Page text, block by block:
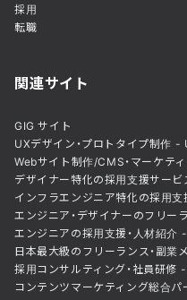
採用
転職
関連サイト
GIG サイト
UXデザイン・プロトタイプ制作
Webサイト制作/CMS・マーケテ
デザイナー特化の採用支援サー
インフラエンジニア特化の採用
エンジニア・デザイナーのフリ
エンジニアの採用支援・人材紹介
日本最大級のフリーランス・副
採用コンサルティング・社員研
コンテンツマーケティング総合